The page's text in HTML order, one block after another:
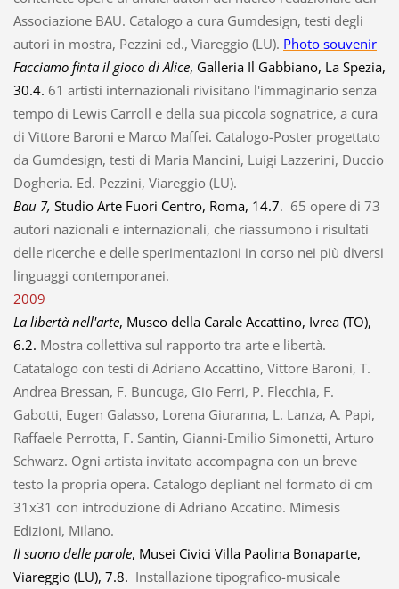
Associazione BAU. Catalogo a cura Gumdesign, testi degli
autori in mostra, Pezzini ed., Viareggio (LU). Photo souvenir
Facciamo finta il gioco di Alice, Galleria Il Gabbiano, La Spezia,
30.4. 61 artisti internazionali rivisitano l'immaginario senza
tempo di Lewis Carroll e della sua piccola sognatrice, a cura
di Vittore Baroni e Marco Maffei. Catalogo-Poster progettato
da Gumdesign, testi di Maria Mancini, Luigi Lazzerini, Duccio
Dogheria. Ed. Pezzini, Viareggio (LU).
Bau 7, Studio Arte Fuori Centro, Roma, 14.7. 65 opere di 73
autori nazionali e internazionali, che riassumono i risultati
delle ricerche e delle sperimentazioni in corso nei più diversi
linguaggi contemporanei.
2009
La libertà nell'arte, Museo della Carale Accattino, Ivrea (TO),
6.2. Mostra collettiva sul rapporto tra arte e libertà.
Catatalogo con testi di Adriano Accattino, Vittore Baroni, T.
Andrea Bressan, F. Buncuga, Gio Ferri, P. Flecchia, F.
Gabotti, Eugen Galasso, Lorena Giuranna, L. Lanza, A. Papi,
Raffaele Perrotta, F. Santin, Gianni-Emilio Simonetti, Arturo
Schwarz. Ogni artista invitato accompagna con un breve
testo la propria opera. Catalogo depliant nel formato di cm
31x31 con introduzione di Adriano Accatino. Mimesis
Edizioni, Milano.
Il suono delle parole, Musei Civici Villa Paolina Bonaparte,
Viareggio (LU), 7.8. Installazione tipografico-musicale